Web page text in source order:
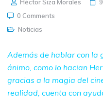
Héctor Siza Morales
0 Comments
Noticias
Además de hablar con la
ánimo, como lo hacian
gracias a la magia del
realidad, cuenta con